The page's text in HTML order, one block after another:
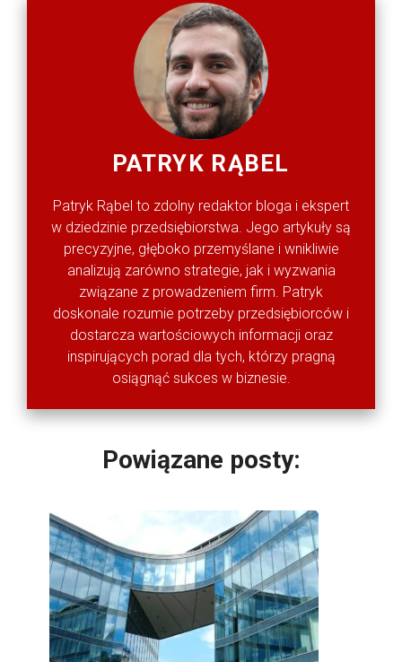
PATRYK RĄBEL
Patryk Rąbel to zdolny redaktor bloga i ekspert
w dziedzinie przedsiębiorstwa. Jego artykuły są
precyzyjne, głęboko przemyślane i wnikliwie
analizują zarówno strategie, jak i wyzwania
związane z prowadzeniem firm. Patryk
doskonale rozumie potrzeby przedsiębiorców i
dostarcza wartościowych informacji oraz
inspirujących porad dla tych, którzy pragną
osiągnąć sukces w biznesie.
Powiązane posty: